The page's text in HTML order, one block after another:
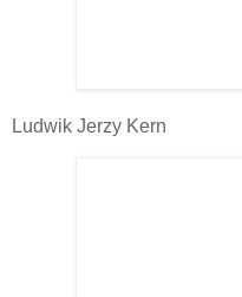
Ludwik Jerzy Kern